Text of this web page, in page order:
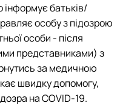
інформує батьків/
особу з підозрою
особи - після
представниками) з
за медичною
швидку допомогу,
на COVID-19.